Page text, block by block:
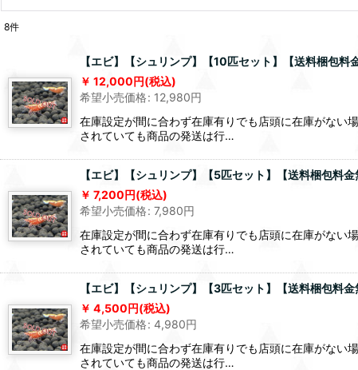
8件
【エビ】【シュリンプ】【10匹セット】【送料梱包
12,000円(税込)
希望小売価格: 12,980円
在庫設定が間に合わず在庫有りでも店頭に在庫がない
されていても商品の発送は行…
【エビ】【シュリンプ】【5匹セット】【送料梱包
7,200円(税込)
希望小売価格: 7,980円
在庫設定が間に合わず在庫有りでも店頭に在庫がない
されていても商品の発送は行…
【エビ】【シュリンプ】【3匹セット】【送料梱包
4,500円(税込)
希望小売価格: 4,980円
在庫設定が間に合わず在庫有りでも店頭に在庫がない
されていても商品の発送は行…